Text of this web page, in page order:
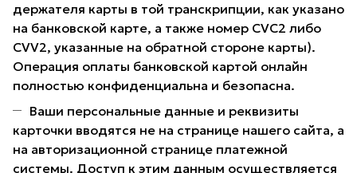
держателя карты в той транскрипции, как указано
на банковской карте, а также номер CVC2 либо
CVV2, указанные на обратной стороне карты).
Операция оплаты банковской картой онлайн
полностью конфиденциальна и безопасна.
Ваши персональные данные и реквизиты
карточки вводятся не на странице нашего сайта, а
на авторизационной странице платежной
системы. Доступ к этим данным осуществляется